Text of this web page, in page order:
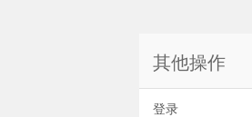
其他操作
登录